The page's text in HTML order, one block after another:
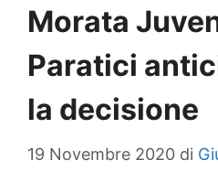
Morata
Paratici
la decisione
19 Novembre 2020 di